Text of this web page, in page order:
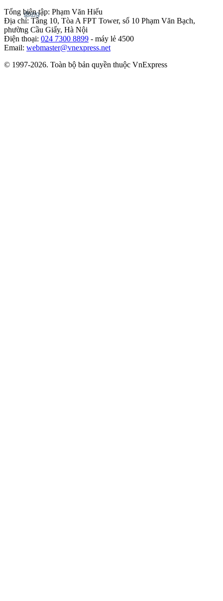
Tổng biên tập: Phạm Văn Hiếu
Địa chỉ: Tầng 10, Tòa A FPT Tower, số 10 Phạm Văn Bạch,
phường Cầu Giấy, Hà Nội
Điện thoại: 024 7300 8899 - máy lẻ 4500
Email: webmaster@vnexpress.net
© 1997-2026. Toàn bộ bản quyền thuộc VnExpress